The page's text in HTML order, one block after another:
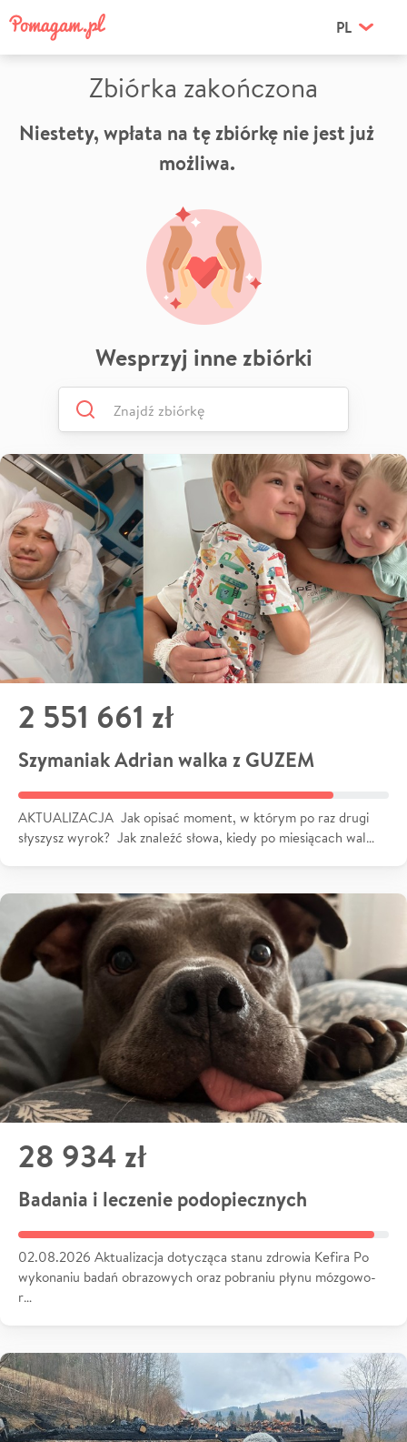
PL
Zbiórka zakończona
Niestety, wpłata na tę zbiórkę nie jest już
możliwa.
Wesprzyj inne zbiórki
2 551 661 zł
Szymaniak Adrian walka z GUZEM
AKTUALIZACJA Jak opisać moment, w którym po raz drugi
słyszysz wyrok? Jak znaleźć słowa, kiedy po miesiącach wal…
28 934 zł
Badania i leczenie podopiecznych
02.08.2026 Aktualizacja dotycząca stanu zdrowia Kefira Po
wykonaniu badań obrazowych oraz pobraniu płynu mózgowo-
r…